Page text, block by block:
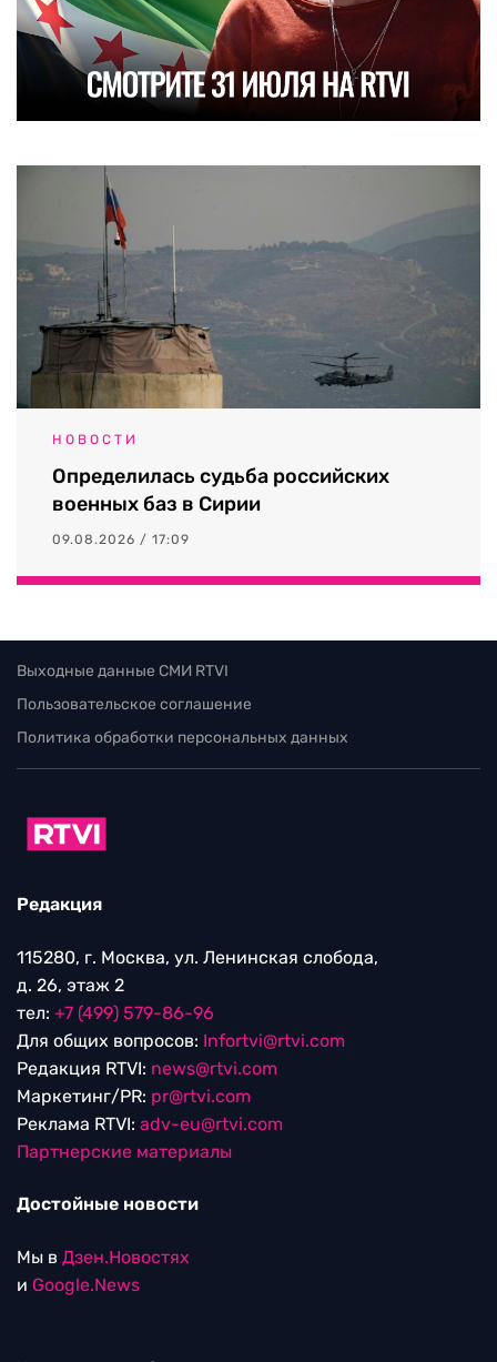
НОВОСТИ
Определилась судьба российских
военных баз в Сирии
09.08.2026 / 17:09
Выходные данные СМИ RTVI
Пользовательское соглашение
Политика обработки персональных данных
Редакция
115280, г. Москва, ул. Ленинская слобода,
д. 26, этаж 2
тел: +7 (499) 579-86-96
Для общих вопросов: Infortvi@rtvi.com
Редакция RTVI: news@rtvi.com
Маркетинг/PR: pr@rtvi.com
Реклама RTVI: adv-eu@rtvi.com
Партнерские материалы
Достойные новости
Мы в Дзен.Новостях
и Google.News